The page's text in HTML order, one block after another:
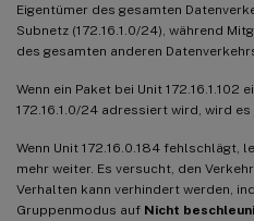
Eigentümer des gesamten
Subnetz (172.16.1.0/24), während
des gesamten anderen
Wenn ein Paket bei Unit
172.16.1.0/24 adressiert wird, wird
Wenn Unit 172.16.0.184 fehlschlägt,
mehr weiter. Es versucht, den
Verhalten kann verhindert werden,
Gruppenmodus auf Nicht